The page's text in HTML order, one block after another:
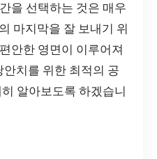
을 선택하는 것은 매우
마지막을 잘 보내기 위
안한 영면이 이루어져
치를 위한 최적의 공
알아보도록 하겠습니